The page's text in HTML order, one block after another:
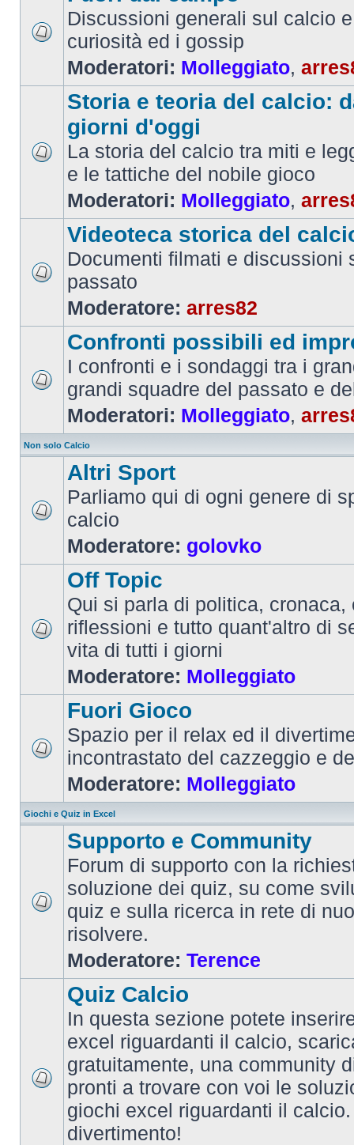
Discussioni generali sul calcio
curiosità ed i gossip
Moderatori: Molleggiato,
Storia e teoria del calcio:
giorni d'oggi
La storia del calcio tra miti e
e le tattiche del nobile gioco
Moderatori: Molleggiato,
Videoteca storica del
Documenti filmati e discussioni
passato
Moderatore: arres82
Confronti possibili ed
I confronti e i sondaggi tra i
grandi squadre del passato e
Moderatori: Molleggiato,
Non solo Calcio
Altri Sport
Parliamo qui di ogni genere di
calcio
Moderatore: golovko
Off Topic
Qui si parla di politica, cronaca,
riflessioni e tutto quant'altro di
vita di tutti i giorni
Moderatore: Molleggiato
Fuori Gioco
Spazio per il relax ed il
incontrastato del cazzeggio e
Moderatore: Molleggiato
Giochi e Quiz in Excel
Supporto e Community
Forum di supporto con la
soluzione dei quiz, su come
quiz e sulla ricerca in rete di
risolvere.
Moderatore: Terence
Quiz Calcio
In questa sezione potete
excel riguardanti il calcio,
gratuitamente, una community
pronti a trovare con voi le
giochi excel riguardanti il
divertimento!